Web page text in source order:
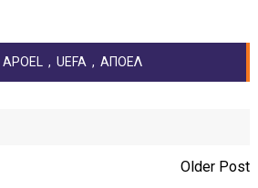
APOEL , UEFA , ΑΠΟΕΛ
Older Post